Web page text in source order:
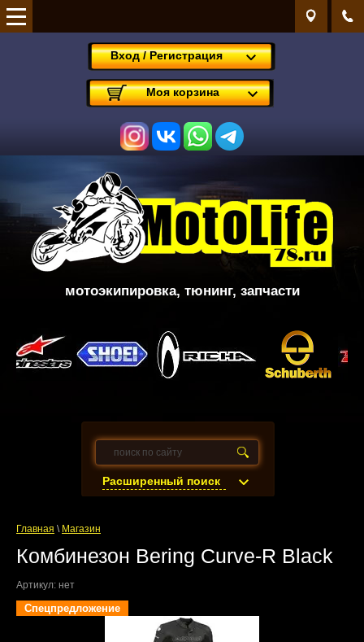
Моя корзина
Вход / Регистрация
мотоэкипировка, тюнинг, запчасти
Главная \ Магазин
Комбинезон Bering Curve-R Black
Артикул: нет
Спецпредложение
Расширенный поиск